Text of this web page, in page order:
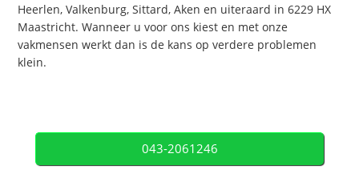
Heerlen, Valkenburg, Sittard, Aken en uiteraard in 6229 HX
Maastricht. Wanneer u voor ons kiest en met onze
vakmensen werkt dan is de kans op verdere problemen
klein.
043-2061246